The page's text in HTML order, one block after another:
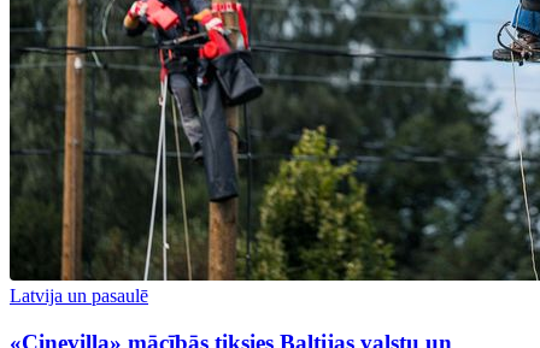
Latvija un pasaulē
«Cinevilla» mācībās tiksies Baltijas valstu un